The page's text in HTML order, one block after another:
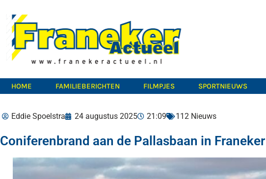
HOME FAMILIEBERICHTEN FILMPJES SPORTNIEUWS
Eddie Spoelstra 24 augustus 2025 21:09 112 Nieuws
Coniferenbrand aan de Pallasbaan in